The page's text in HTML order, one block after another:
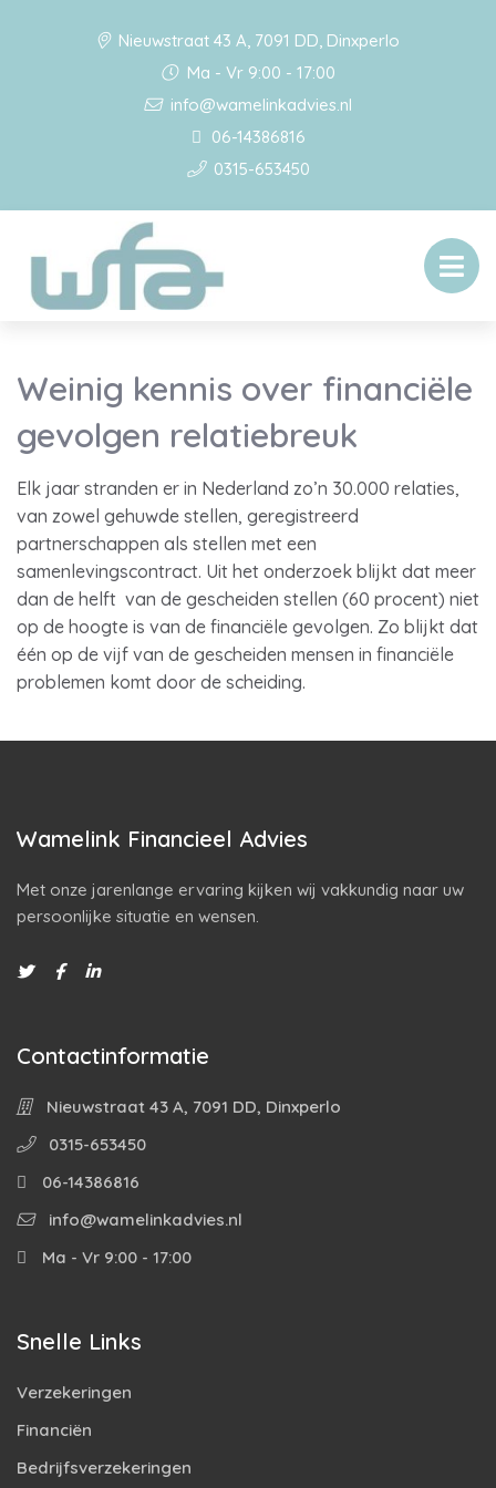
Nieuwstraat 43 A, 7091 DD, Dinxperlo
Ma - Vr 9:00 - 17:00
info@wamelinkadvies.nl
06-14386816
0315-653450
Weinig kennis over financiële
gevolgen relatiebreuk
Elk jaar stranden er in Nederland zo’n 30.000 relaties,
van zowel gehuwde stellen, geregistreerd
partnerschappen als stellen met een
samenlevingscontract. Uit het onderzoek blijkt dat meer
dan de helft van de gescheiden stellen (60 procent) niet
op de hoogte is van de financiële gevolgen. Zo blijkt dat
één op de vijf van de gescheiden mensen in financiële
problemen komt door de scheiding.
Wamelink Financieel Advies
Met onze jarenlange ervaring kijken wij vakkundig naar uw
persoonlijke situatie en wensen.
Contactinformatie
Nieuwstraat 43 A, 7091 DD, Dinxperlo
0315-653450
06-14386816
info@wamelinkadvies.nl
Ma - Vr 9:00 - 17:00
Snelle Links
Verzekeringen
Financiën
Bedrijfsverzekeringen